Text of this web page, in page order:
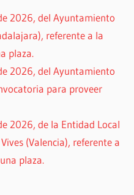
2026, del Ayuntamiento
referente a la
plaza.
2026, del Ayuntamiento
para proveer
2026, de la Entidad Local
(Valencia), referente a
plaza.